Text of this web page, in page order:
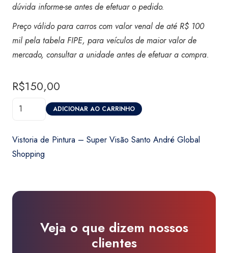
dúvida informe-se antes de efetuar o pedido.
Preço válido para carros com valor venal de até R$ 100
mil pela tabela FIPE, para veículos de maior valor de
mercado, consultar a unidade antes de efetuar a compra.
R$150,00
Vistoria
Super
Santo
Shopping
ADICIONAR AO CARRINHO
Vistoria de Pintura – Super Visão Santo André Global
Shopping
Veja o que dizem nossos
clientes